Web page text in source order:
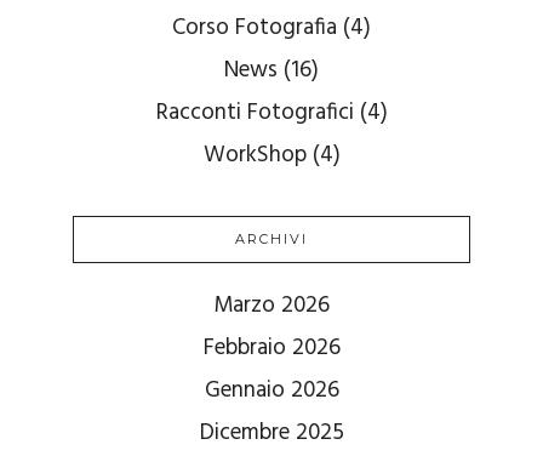
Corso Fotografia (4)
News (16)
Racconti Fotografici (4)
WorkShop(4)
ARCHIVI
Marzo 2026
Febbraio 2026
Gennaio 2026
Dicembre 2025